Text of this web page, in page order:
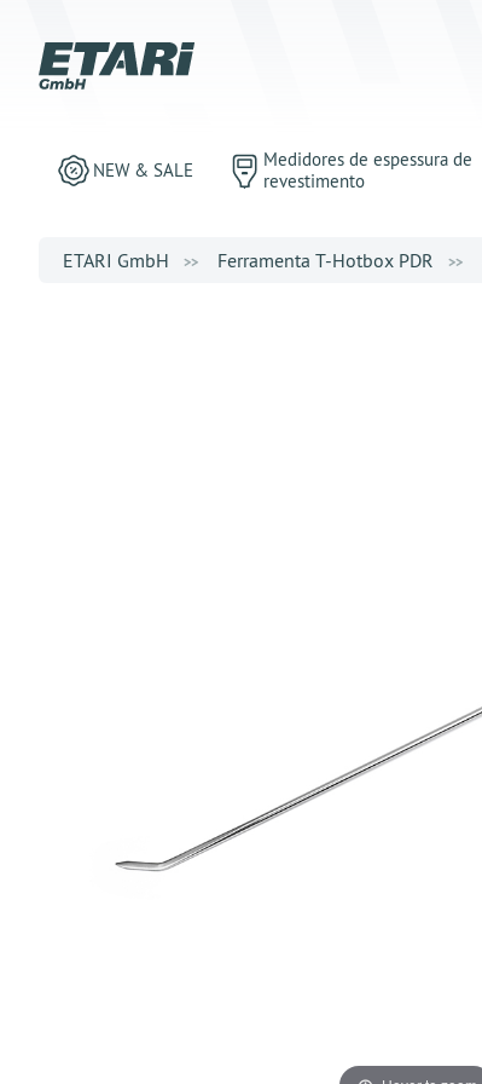
NEW & SALE
Medidores de espessura de
revestimento
ETARI GmbH Ferramenta T-Hotbox PDR